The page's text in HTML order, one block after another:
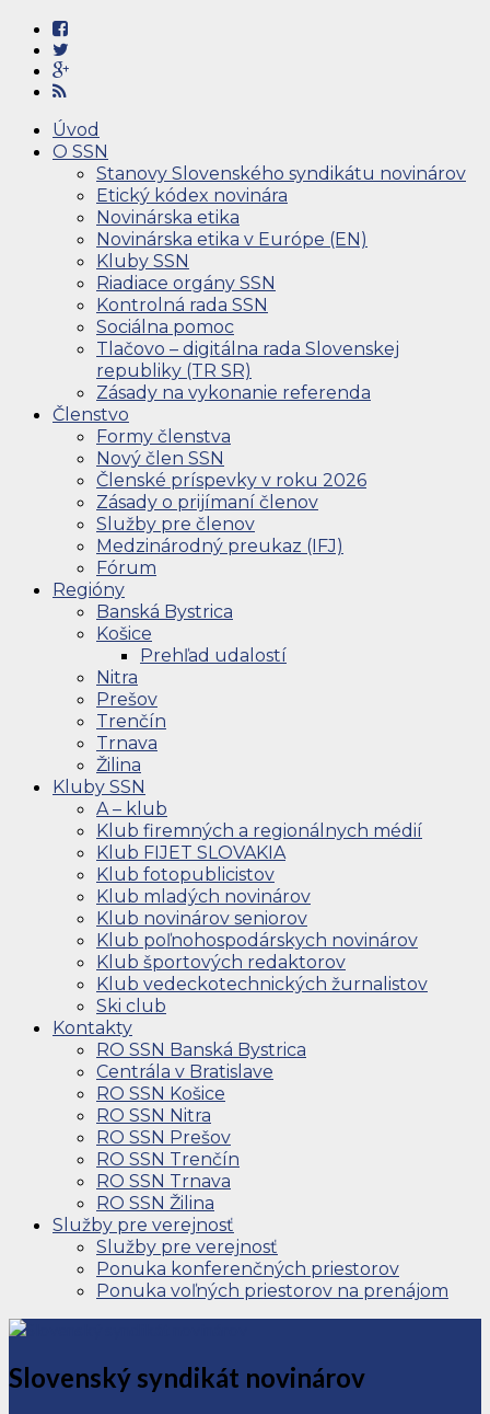
Úvod
O SSN
Stanovy Slovenského syndikátu novinárov
Etický kódex novinára
Novinárska etika
Novinárska etika v Európe (EN)
Kluby SSN
Riadiace orgány SSN
Kontrolná rada SSN
Sociálna pomoc
Tlačovo – digitálna rada Slovenskej
republiky (TR SR)
Zásady na vykonanie referenda
Členstvo
Formy členstva
Nový člen SSN
Členské príspevky v roku 2026
Zásady o prijímaní členov
Služby pre členov
Medzinárodný preukaz (IFJ)
Fórum
Regióny
Banská Bystrica
Košice
Prehľad udalostí
Nitra
Prešov
Trenčín
Trnava
Žilina
Kluby SSN
A – klub
Klub firemných a regionálnych médií
Klub FIJET SLOVAKIA
Klub fotopublicistov
Klub mladých novinárov
Klub novinárov seniorov
Klub poľnohospodárskych novinárov
Klub športových redaktorov
Klub vedeckotechnických žurnalistov
Ski club
Kontakty
RO SSN Banská Bystrica
Centrála v Bratislave
RO SSN Košice
RO SSN Nitra
RO SSN Prešov
RO SSN Trenčín
RO SSN Trnava
RO SSN Žilina
Služby pre verejnosť
Služby pre verejnosť
Ponuka konferenčných priestorov
Ponuka voľných priestorov na prenájom
Slovenský syndikát novinárov